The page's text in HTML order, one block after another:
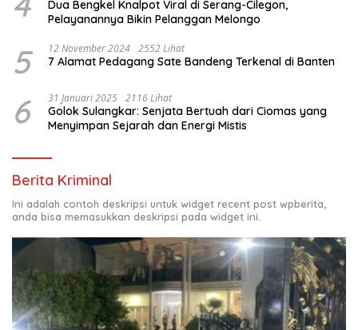
Dua Bengkel Knalpot Viral di Serang-Cilegon,
Pelayanannya Bikin Pelanggan Melongo
5 12 November 2024 2552 Lihat
7 Alamat Pedagang Sate Bandeng Terkenal di Banten
6 31 Januari 2025 2116 Lihat
Golok Sulangkar: Senjata Bertuah dari Ciomas yang
Menyimpan Sejarah dan Energi Mistis
Berita Kriminal
Ini adalah contoh deskripsi untuk widget recent post wpberita,
anda bisa memasukkan deskripsi pada widget ini.